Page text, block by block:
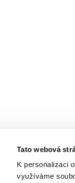
Tato webová
K personalizaci
využíváme